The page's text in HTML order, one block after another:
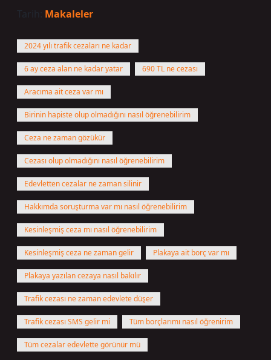
Tarih: Makaleler
2024 yılı trafik cezaları ne kadar
6 ay ceza alan ne kadar yatar 690 TL ne cezası
Aracıma ait ceza var mı
Birinin hapiste olup olmadığını nasıl öğrenebilirim
Ceza ne zaman gözükür
Cezası olup olmadığını nasıl öğrenebilirim
Edevletten cezalar ne zaman silinir
Hakkımda soruşturma var mı nasıl öğrenebilirim
Kesinleşmiş ceza mı nasıl öğrenebilirim
Kesinleşmiş ceza ne zaman gelir Plakaya ait borç var mı
Plakaya yazılan cezaya nasıl bakılır
Trafik cezası ne zaman edevlete düşer
Trafik cezası SMS gelir mi Tüm borçlarımı nasıl öğrenirim
Tüm cezalar edevlette görünür mü